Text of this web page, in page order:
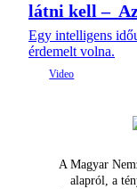
látni kell –
Egy intelligens
érdemelt volna.
A Magyar
alapról, a